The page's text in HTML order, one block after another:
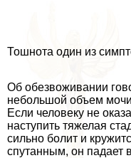
Тошнота один из
Об обезвоживании
небольшой объем
Если человеку не
наступить тяжелая
сильно болит и
спyтaнным, он падает